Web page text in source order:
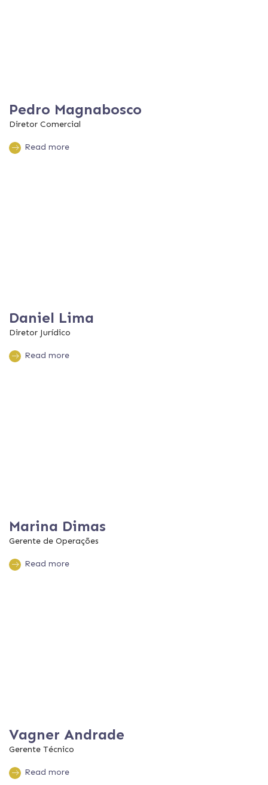
Pedro Magnabosco
Diretor Comercial
Read more
Daniel Lima
Diretor Jurídico
Read more
Marina Dimas
Gerente de Operações
Read more
Vagner Andrade
Gerente Técnico
Read more